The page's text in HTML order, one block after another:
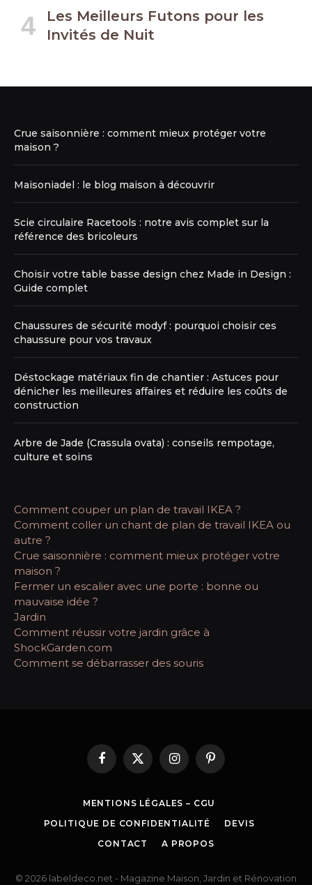
Les Meilleurs Futons pour les
Invités de Nuit
Crue saisonnière : comment mieux protéger votre
maison ?
Maisoniadel : le blog maison à découvrir
Scie circulaire Racetools : notre avis complet sur la
référence des bricoleurs
Choisir votre table basse design chez Made in Design :
Guide complet
Chaussures de sécurité modyf : pourquoi choisir ces
chaussure pour vos travaux
Déstockage matériaux fin de chantier : Astuces pour
dénicher les meilleures affaires et réduire les coûts de
construction
Arbre de Jade (Crassula ovata) : conseils rempotage,
culture et soins
Comment couper un plan de travail IKEA ?
Comment coller un chant de plan de travail IKEA ou
autre ?
Crue saisonnière : comment mieux protéger votre
maison ?
Fermer un escalier avec une porte : bonne ou
mauvaise idée ?
Jardin
Comment réussir votre jardin grâce à
ShockGarden.com
Comment se débarrasser des souris
Facebook
X
(Twitter)
InstagramPinterest
MENTIONS LÉGALES – CGU
POLITIQUE DE CONFIDENTIALITÉ
DEVIS
CONTACT
A PROPOS
© 2026 labeldeco.net - Magazine Maison, Jardin et Rénovation